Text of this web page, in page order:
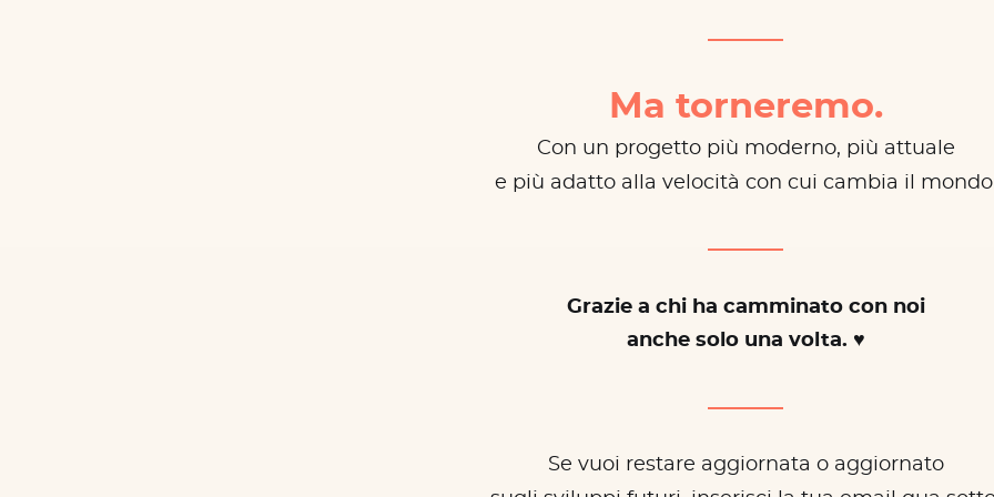
Ma torneremo.
Con un progetto più moderno, più attuale
e più adatto alla velocità con cui cambia il
Grazie a chi ha camminato con noi
anche solo una volta. ♥
Se vuoi restare aggiornata o aggiornato